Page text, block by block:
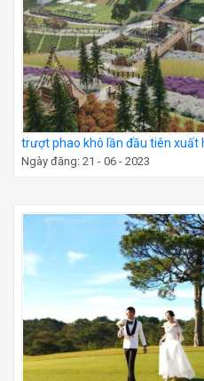
trượt phao khô lần đầu tiên xuất
Ngày đăng: 21 - 06 - 2023